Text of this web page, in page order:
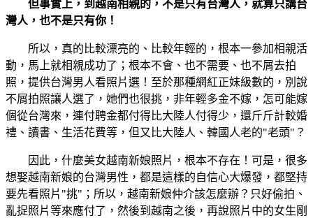
但事實上，到越南相親的，不是只有台灣人，就算只講台
灣人，也不是只有你！
所以，真的比較漂亮的、比較年輕的，根本一參加相親活
動，馬上就相親成功了；根本不會、也不需要、也不屑去拍
照，提供台灣男人看照片選！至於那種網紅正妹級數的，別說
不屑拍照讓人選了，她們也很挑，非年輕多金不嫁，怎可能嫁
個從台灣來，連付聘金都付得比大陸人付得少，還斤斤計較婚
禮、讀書、生活花費等，但又比大陸人、韓國人老的"老頭"？
因此，什麼美女越南新娘照片，根本不存在！可是，很多
想娶越南新娘的台灣男性，都是這樣的自信心大爆發，都堅持
要先看照片"挑"；所以，越南新娘仲介該怎麼辦？只好偷拍、
亂捉照片等來應付了，然後到越南之後，再說照片中的女生剛